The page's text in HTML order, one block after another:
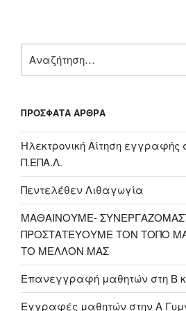
για:
ΠΡΌΣΦΑΤΑ ΆΡΘΡΑ
Ηλεκτρονική Αίτηση εγγραφής
Π.ΕΠΑ.Λ.
Πεντελέθεν Λιθαγωγία
ΜΑΘΑΙΝΟΥΜΕ-
ΠΡΟΣΤΑΤΕΥΟΥΜΕ ΤΟΝ ΤΟΠΟ
ΤΟ ΜΕΛΛΟΝ ΜΑΣ
Επανεγγραφή μαθητών στη Β
Εγγραφές μαθητών στην Α